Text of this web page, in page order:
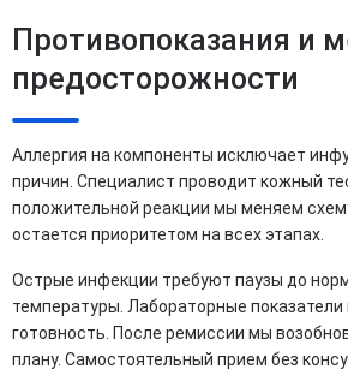
Противопоказания и
предосторожности
Аллергия на компоненты исключает
причин. Специалист проводит кожный
положительной реакции мы меняем
остается приоритетом на всех этапах.
Острые инфекции требуют паузы до
температуры. Лабораторные
готовность. После ремиссии мы
плану. Самостоятельный прием без